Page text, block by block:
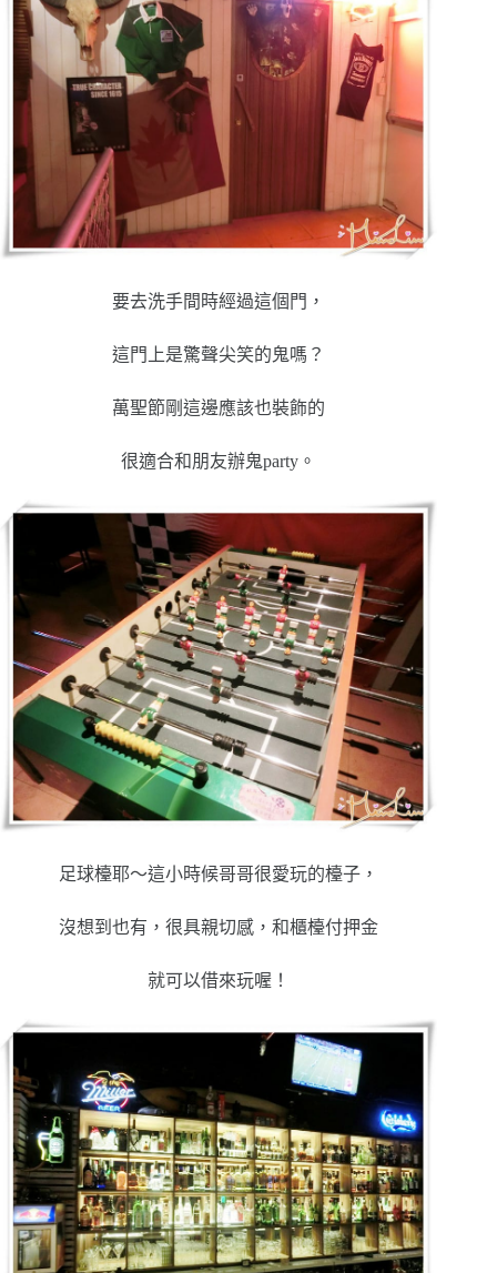
要去洗手間時經過這個門，
這門上是驚聲尖笑的鬼嗎？
萬聖節剛這邊應該也裝飾的
很適合和朋友辦鬼party。
足球檯耶～這小時候哥哥很愛玩的檯子，
沒想到也有，很具親切感，和櫃檯付押金
就可以借來玩喔！